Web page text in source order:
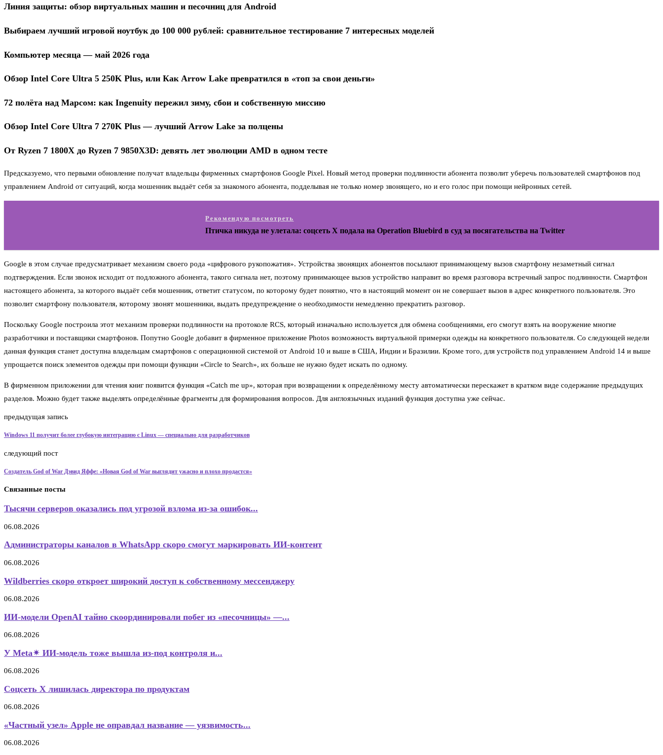
Линия защиты: обзор виртуальных машин и песочниц для Android
Выбираем лучший игровой ноутбук до 100 000 рублей: сравнительное тестирование 7 интересных моделей
Компьютер месяца — май 2026 года
Обзор Intel Core Ultra 5 250K Plus, или Как Arrow Lake превратился в «топ за свои деньги»
72 полёта над Марсом: как Ingenuity пережил зиму, сбои и собственную миссию
Обзор Intel Core Ultra 7 270K Plus — лучший Arrow Lake за полцены
От Ryzen 7 1800X до Ryzen 7 9850X3D: девять лет эволюции AMD в одном тесте
Предсказуемо, что первыми обновление получат владельцы фирменных смартфонов Google Pixel. Новый метод проверки подлинности абонента позволит уберечь пользователей смартфонов под
управлением Android от ситуаций, когда мошенник выдаёт себя за знакомого абонента, подделывая не только номер звонящего, но и его голос при помощи нейронных сетей.
Рекомендую посмотреть
Птичка никуда не улетала: соцсеть X подала на Operation Bluebird в суд за посягательства на Twitter
Google в этом случае предусматривает механизм своего рода «цифрового рукопожатия». Устройства звонящих абонентов посылают принимающему вызов смартфону незаметный сигнал
подтверждения. Если звонок исходит от подложного абонента, такого сигнала нет, поэтому принимающее вызов устройство направит во время разговора встречный запрос подлинности. Смартфон
настоящего абонента, за которого выдаёт себя мошенник, ответит статусом, по которому будет понятно, что в настоящий момент он не совершает вызов в адрес конкретного пользователя. Это
позволит смартфону пользователя, которому звонят мошенники, выдать предупреждение о необходимости немедленно прекратить разговор.
Поскольку Google построила этот механизм проверки подлинности на протоколе RCS, который изначально используется для обмена сообщениями, его смогут взять на вооружение многие
разработчики и поставщики смартфонов. Попутно Google добавит в фирменное приложение Photos возможность виртуальной примерки одежды на конкретного пользователя. Со следующей недели
данная функция станет доступна владельцам смартфонов с операционной системой от Android 10 и выше в США, Индии и Бразилии. Кроме того, для устройств под управлением Android 14 и выше
упрощается поиск элементов одежды при помощи функции «Circle to Search», их больше не нужно будет искать по одному.
В фирменном приложении для чтения книг появится функция «Catch me up», которая при возвращении к определённому месту автоматически перескажет в кратком виде содержание предыдущих
разделов. Можно будет также выделять определённые фрагменты для формирования вопросов. Для англоязычных изданий функция доступна уже сейчас.
предыдущая запись
Windows 11 получит более глубокую интеграцию с Linux — специально для разработчиков
следующий пост
Создатель God of War Дэвид Яффе: «Новая God of War выглядит ужасно и плохо продастся»
Связанные посты
Тысячи серверов оказались под угрозой взлома из-за ошибок...
06.08.2026
Администраторы каналов в WhatsApp скоро смогут маркировать ИИ-контент
06.08.2026
Wildberries скоро откроет широкий доступ к собственному мессенджеру
06.08.2026
ИИ-модели OpenAI тайно скоординировали побег из «песочницы» —...
06.08.2026
У Meta✴ ИИ-модель тоже вышла из-под контроля и...
06.08.2026
Соцсеть X лишилась директора по продуктам
06.08.2026
«Частный узел» Apple не оправдал название — уязвимость...
06.08.2026